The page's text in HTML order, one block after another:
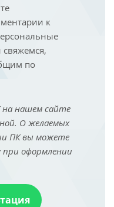
к
по
на нашем сайте
О желаемых
ПК вы можете
оформлении